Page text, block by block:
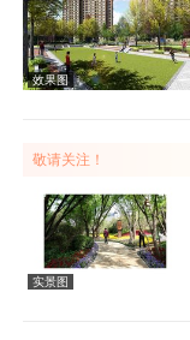
敬请关注！